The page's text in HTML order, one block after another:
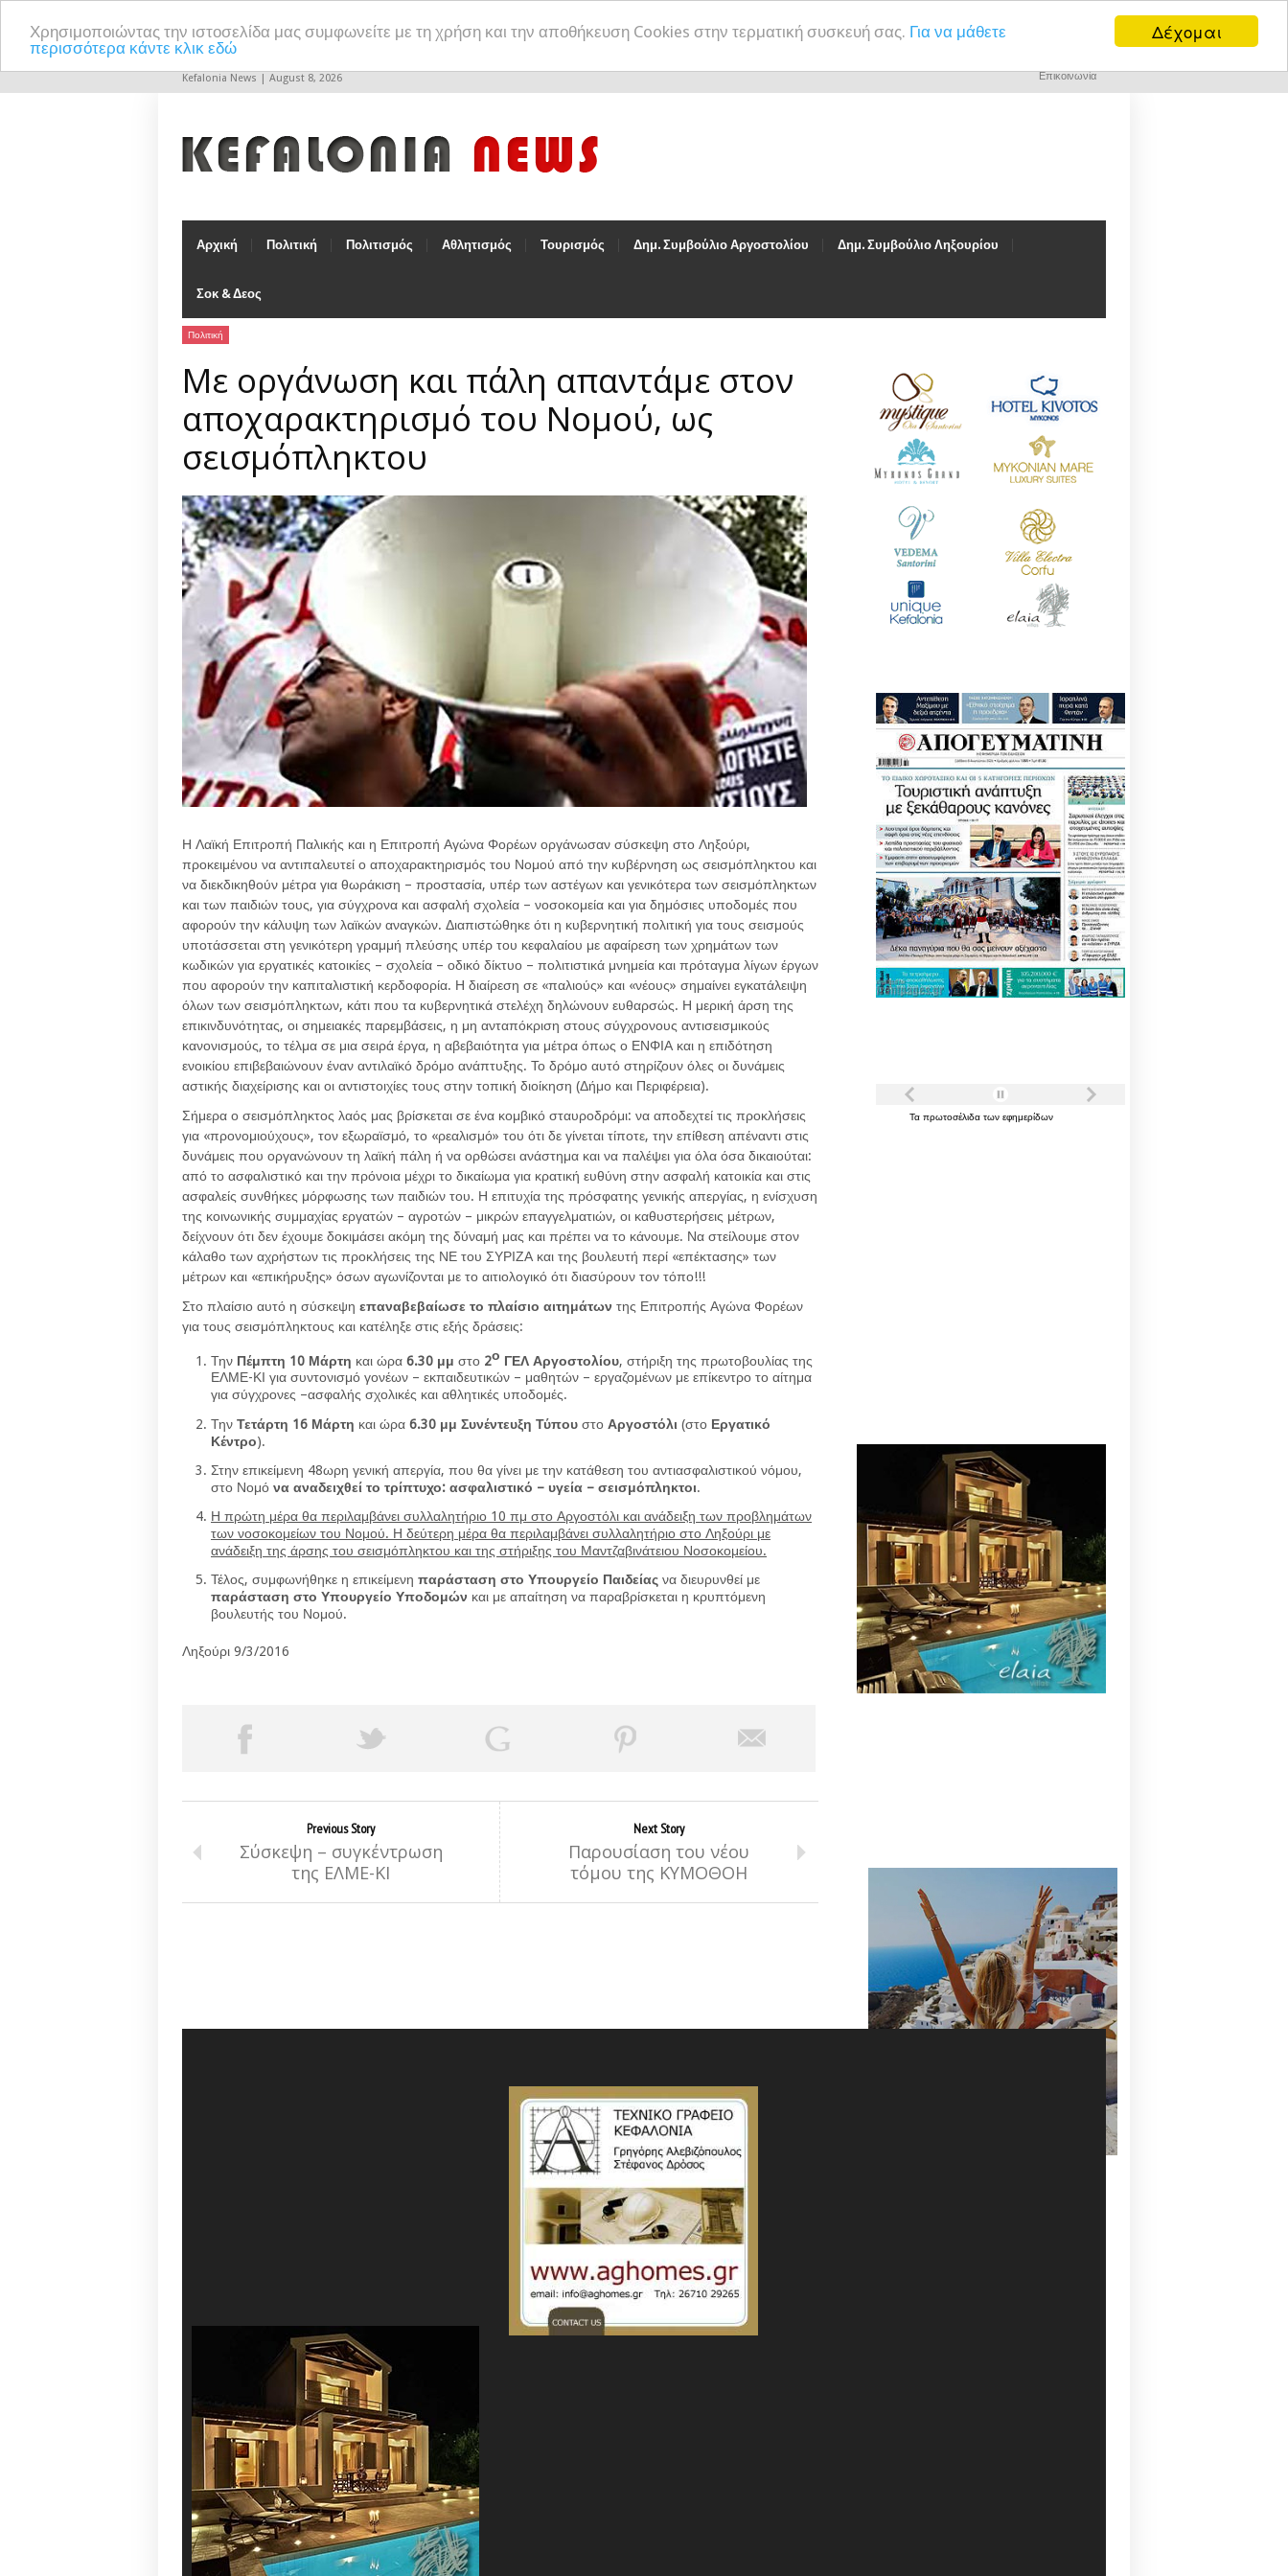
Δέχομαι
Χρησιμοποιώντας την ιστοσελίδα μας συμφωνείτε με τη χρήση και την αποθήκευση Cookies στην τερματική συσκευή σας. Για να μάθετε
περισσότερα κάντε κλικ εδώ
Kefalonia News | August 8, 2026 Επικοινωνία
Αρχική Πολιτική Πολιτισμός Αθλητισμός Τουρισμός Δημ. Συμβούλιο Αργοστολίου Δημ. Συμβούλιο Ληξουρίου
Σοκ & Δεος
Πολιτική
Με οργάνωση και πάλη απαντάμε στον
αποχαρακτηρισμό του Νομού, ως
σεισμόπληκτου
Η Λαϊκή Επιτροπή Παλικής και η Επιτροπή Αγώνα Φορέων οργάνωσαν σύσκεψη στο Ληξούρι,
προκειμένου να αντιπαλευτεί ο αποχαρακτηρισμός του Νομού από την κυβέρνηση ως σεισμόπληκτου και
να διεκδικηθούν μέτρα για θωράκιση – προστασία, υπέρ των αστέγων και γενικότερα των σεισμόπληκτων
και των παιδιών τους, για σύγχρονα και ασφαλή σχολεία – νοσοκομεία και για δημόσιες υποδομές που
αφορούν την κάλυψη των λαϊκών αναγκών. Διαπιστώθηκε ότι η κυβερνητική πολιτική για τους σεισμούς
υποτάσσεται στη γενικότερη γραμμή πλεύσης υπέρ του κεφαλαίου με αφαίρεση των χρημάτων των
κωδικών για εργατικές κατοικίες – σχολεία – οδικό δίκτυο – πολιτιστικά μνημεία και πρόταγμα λίγων έργων
που αφορούν την καπιταλιστική κερδοφορία. Η διαίρεση σε «παλιούς» και «νέους» σημαίνει εγκατάλειψη
όλων των σεισμόπληκτων, κάτι που τα κυβερνητικά στελέχη δηλώνουν ευθαρσώς. Η μερική άρση της
επικινδυνότητας, οι σημειακές παρεμβάσεις, η μη ανταπόκριση στους σύγχρονους αντισεισμικούς
κανονισμούς, το τέλμα σε μια σειρά έργα, η αβεβαιότητα για μέτρα όπως ο ΕΝΦΙΑ και η επιδότηση
ενοικίου επιβεβαιώνουν έναν αντιλαϊκό δρόμο ανάπτυξης. Το δρόμο αυτό στηρίζουν όλες οι δυνάμεις
αστικής διαχείρισης και οι αντιστοιχίες τους στην τοπική διοίκηση (Δήμο και Περιφέρεια).
Σήμερα ο σεισμόπληκτος λαός μας βρίσκεται σε ένα κομβικό σταυροδρόμι: να αποδεχτεί τις προκλήσεις
για «προνομιούχους», τον εξωραϊσμό, το «ρεαλισμό» του ότι δε γίνεται τίποτε, την επίθεση απέναντι στις
δυνάμεις που οργανώνουν τη λαϊκή πάλη ή να ορθώσει ανάστημα και να παλέψει για όλα όσα δικαιούται:
από το ασφαλιστικό και την πρόνοια μέχρι το δικαίωμα για κρατική ευθύνη στην ασφαλή κατοικία και στις
ασφαλείς συνθήκες μόρφωσης των παιδιών του. Η επιτυχία της πρόσφατης γενικής απεργίας, η ενίσχυση
της κοινωνικής συμμαχίας εργατών – αγροτών – μικρών επαγγελματιών, οι καθυστερήσεις μέτρων,
δείχνουν ότι δεν έχουμε δοκιμάσει ακόμη της δύναμή μας και πρέπει να το κάνουμε. Να στείλουμε στον
κάλαθο των αχρήστων τις προκλήσεις της ΝΕ του ΣΥΡΙΖΑ και της βουλευτή περί «επέκτασης» των
μέτρων και «επικήρυξης» όσων αγωνίζονται με το αιτιολογικό ότι διασύρουν τον τόπο!!!
Στο πλαίσιο αυτό η σύσκεψη επαναβεβαίωσε το πλαίσιο αιτημάτων της Επιτροπής Αγώνα Φορέων
για τους σεισμόπληκτους και κατέληξε στις εξής δράσεις:
Την Πέμπτη 10 Μάρτη και ώρα 6.30 μμ στο 2ο ΓΕΛ Αργοστολίου, στήριξη της πρωτοβουλίας της
ΕΛΜΕ-ΚΙ για συντονισμό γονέων – εκπαιδευτικών – μαθητών – εργαζομένων με επίκεντρο το αίτημα
για σύγχρονες –ασφαλής σχολικές και αθλητικές υποδομές.
Την Τετάρτη 16 Μάρτη και ώρα 6.30 μμ Συνέντευξη Τύπου στο Αργοστόλι (στο Εργατικό
Κέντρο).
Στην επικείμενη 48ωρη γενική απεργία, που θα γίνει με την κατάθεση του αντιασφαλιστικού νόμου,
στο Νομό να αναδειχθεί το τρίπτυχο: ασφαλιστικό – υγεία – σεισμόπληκτοι.
Η πρώτη μέρα θα περιλαμβάνει συλλαλητήριο 10 πμ στο Αργοστόλι και ανάδειξη των προβλημάτων
των νοσοκομείων του Νομού. Η δεύτερη μέρα θα περιλαμβάνει συλλαλητήριο στο Ληξούρι με
ανάδειξη της άρσης του σεισμόπληκτου και της στήριξης του Μαντζαβινάτειου Νοσοκομείου.
Τέλος, συμφωνήθηκε η επικείμενη παράσταση στο Υπουργείο Παιδείας να διευρυνθεί με
παράσταση στο Υπουργείο Υποδομών και με απαίτηση να παραβρίσκεται η κρυπτόμενη
βουλευτής του Νομού.
Ληξούρι 9/3/2016
Previous Story
Σύσκεψη – συγκέντρωση
της ΕΛΜΕ-ΚΙ
Next Story
Παρουσίαση του νέου
τόμου της ΚΥΜΟΘΟΗ
Τα πρωτοσέλιδα των εφημερίδων